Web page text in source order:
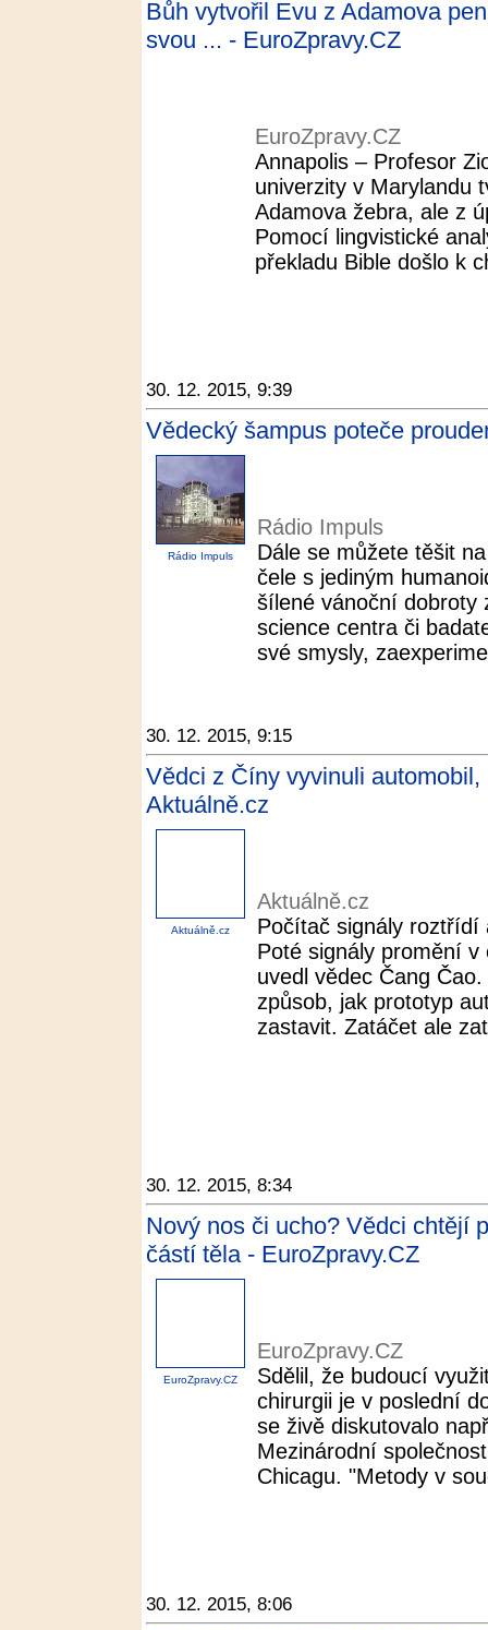
Bůh vytvořil Evu z Adamova
svou ... - EuroZpravy.CZ
EuroZpravy.CZ
Annapolis – Profesor
univerzity v Marylandu
Adamova žebra, ale z
Pomocí lingvistické
překladu Bible došlo k
30. 12. 2015, 9:39
Vědecký šampus poteče
Rádio Impuls
Rádio Impuls
Dále se můžete těšit
čele s jediným
šílené vánoční dobroty
science centra či
své smysly,
30. 12. 2015, 9:15
Vědci z Číny vyvinuli
Aktuálně.cz
Aktuálně.cz
Aktuálně.cz
Počítač signály roztřídí
Poté signály promění
uvedl vědec Čang
způsob, jak prototyp
zastavit. Zatáčet ale
30. 12. 2015, 8:34
Nový nos či ucho? Vědci chtějí
částí těla - EuroZpravy.CZ
EuroZpravy.CZ
EuroZpravy.CZ
Sdělil, že budoucí
chirurgii je v poslední
se živě diskutovalo
Mezinárodní
Chicagu. "Metody v
30. 12. 2015, 8:06